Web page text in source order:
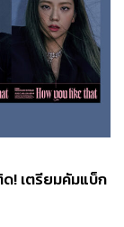
ด! เตรียมคัมแบ็ก